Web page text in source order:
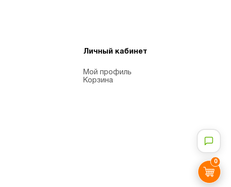
0
Личный кабинет
Мой профиль
Корзина